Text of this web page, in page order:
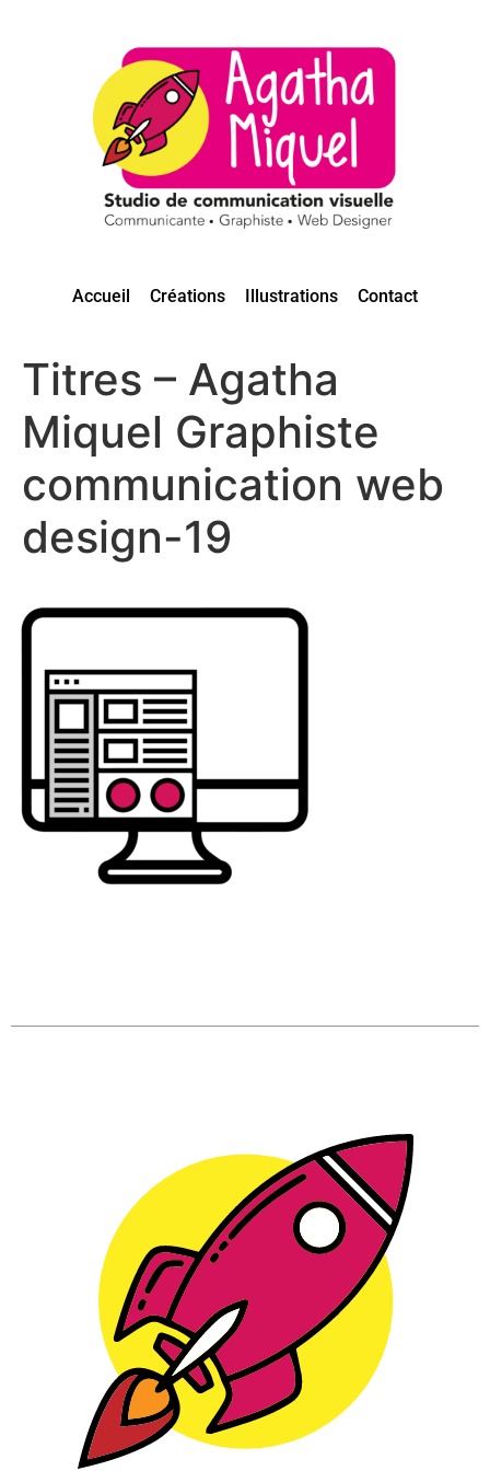
Accueil Créations Illustrations Contact
Titres – Agatha
Miquel Graphiste
communication web
design-19